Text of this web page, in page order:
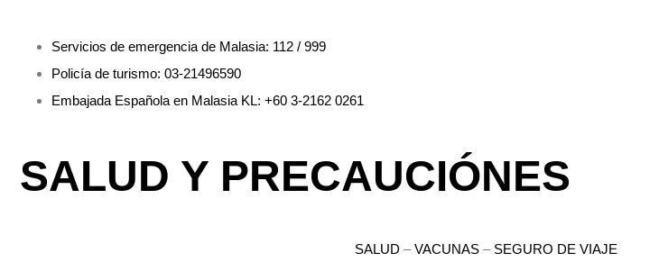
Servicios de emergencia de Malasia: 112 / 999
Policía de turismo: 03-21496590
Embajada Española en Malasia KL: +60 3-2162 0261
SALUD Y PRECAUCIÓNES
SALUD –VACUNAS– SEGURO DE VIAJE